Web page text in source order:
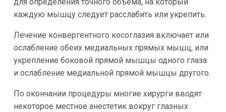
каждую мышцу следует расслабить или укрепить.
Лечение конвергентного косоглазия включает или
ослабление обеих медиальных прямых мышц, или
укрепление боковой прямой мышцы одного глаза
и ослабление медиальной прямой мышцы другого.
По окончании процедуры многие хирурги вводят
некоторое местное анестетик вокруг глазных